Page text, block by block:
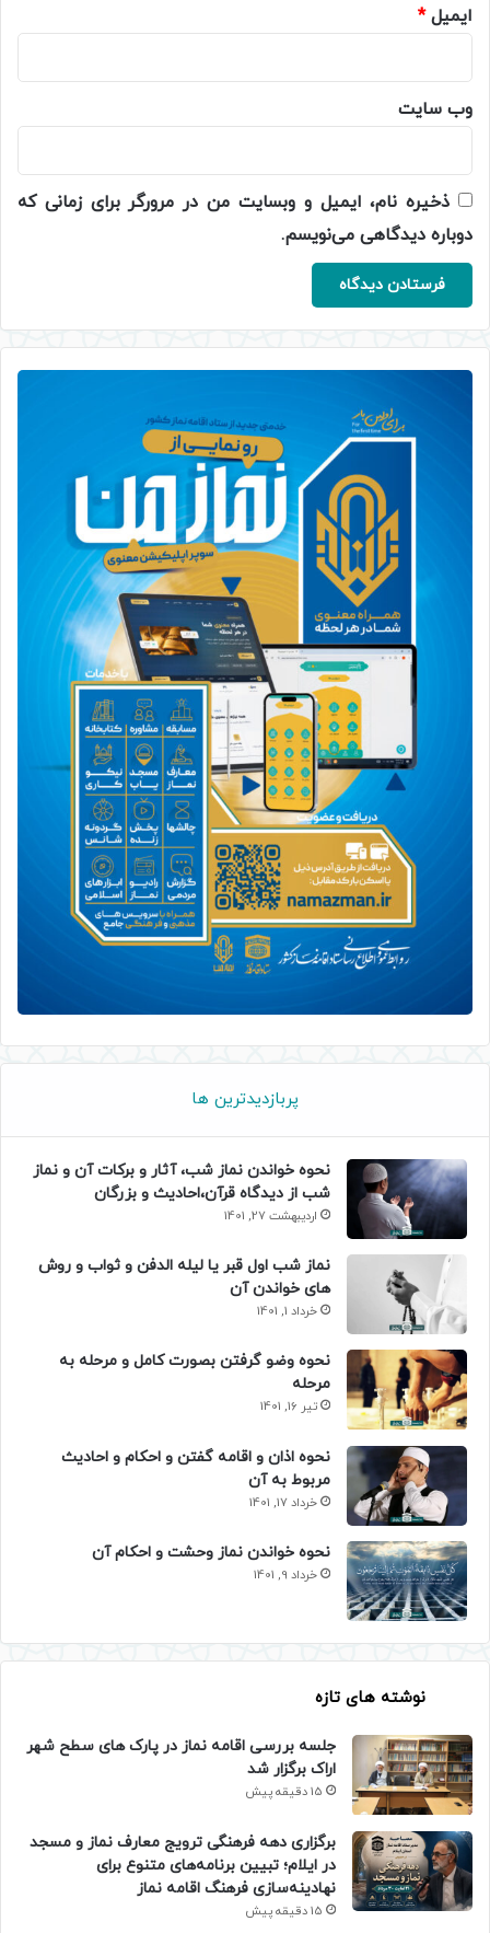
ایمیل*
وب‌ سایت
ذخیره نام، ایمیل و وبسایت من در مرورگر برای زمانی که
دوباره دیدگاهی می‌نویسم.
پربازدیدترین ها
نحوه خواندن نماز شب، آثار و برکات آن و نماز
شب از دیدگاه قرآن،احادیث و بزرگان
اردیبهشت 27, 1401
نماز شب اول قبر یا لیله الدفن و ثواب و روش
های خواندن آن
خرداد 1, 1401
نحوه وضو گرفتن بصورت کامل و مرحله به
مرحله
تیر 16, 1401
نحوه اذان و اقامه گفتن و احکام و احادیث
مربوط به آن
خرداد 17, 1401
نحوه خواندن نماز وحشت و احکام آن
خرداد 9, 1401
نوشته های تازه
جلسه بررسی اقامه نماز در پارک های سطح شهر
اراک برگزار شد
15 دقیقه پیش
برگزاری دهه فرهنگی ترویج معارف نماز و مسجد
در ایلام؛ تبیین برنامه‌های متنوع برای
نهادینه‌سازی فرهنگ اقامه نماز
15 دقیقه پیش